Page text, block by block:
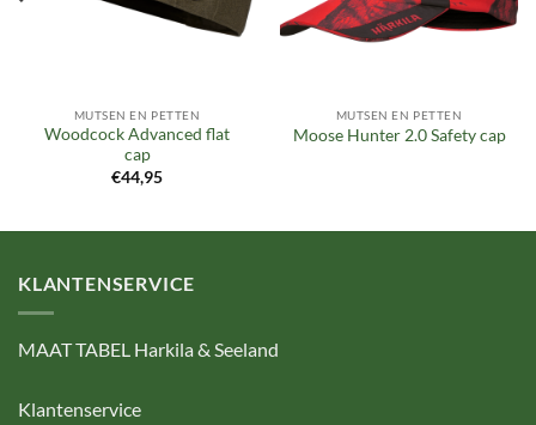
MUTSEN EN PETTEN
Woodcock Advanced flat
cap
€44,95
MUTSEN EN PETTEN
Moose Hunter 2.0 Safety cap
KLANTENSERVICE
MAAT TABEL Harkila & Seeland
Klantenservice